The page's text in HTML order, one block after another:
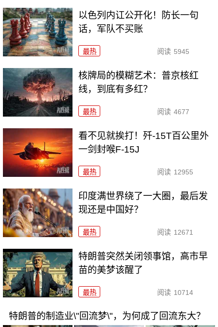
以色列内讧公开化！防长一句
话，军队不买账
最热 阅读 5945
核牌局的模糊艺术：普京核红
线，到底有多红？
最热 阅读 4677
看不见就挨打！歼-15T百公里外
一剑封喉F-15J
最热 阅读 12955
印度满世界绕了一大圈，最后发
现还是中国好？
最热 阅读 12671
特朗普突然关闭领事馆，高市早
苗的美梦该醒了
最热 阅读 10714
特朗普的制造业\"回流梦\"，为何成了回流东大？